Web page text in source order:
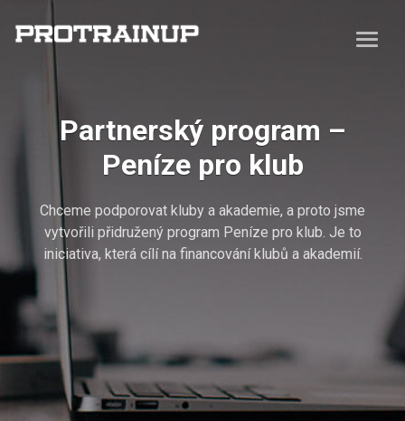
Partnerský program –
Peníze pro klub
Chceme podporovat kluby a akademie, a proto jsme
vytvořili přidružený program Peníze pro klub. Je to
iniciativa, která cílí na financování klubů a akademií.